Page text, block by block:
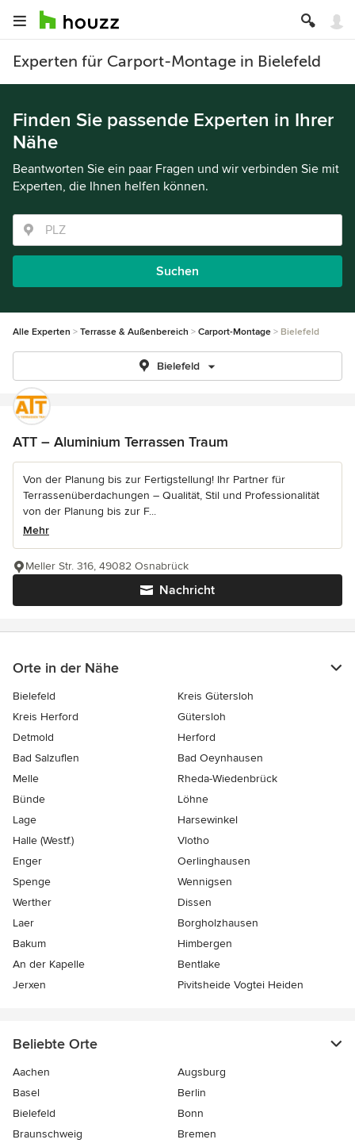
Experten für Carport-Montage in Bielefeld
Finden Sie passende Experten in Ihrer
Nähe
Beantworten Sie ein paar Fragen und wir verbinden Sie mit
Experten, die Ihnen helfen können.
Suchen
Alle Experten Terrasse & Außenbereich Carport-Montage Bielefeld
Bielefeld
ATT – Aluminium Terrassen Traum
Von der Planung bis zur Fertigstellung! Ihr Partner für
Terrassenüberdachungen – Qualität, Stil und Professionalität
von der Planung bis zur F...
Mehr
Nachricht
Meller Str. 316, 49082 Osnabrück
Orte in der Nähe
Bielefeld
Kreis Gütersloh
Kreis Herford
Gütersloh
Detmold
Herford
Bad Salzuflen
Bad Oeynhausen
Melle
Rheda-Wiedenbrück
Bünde
Löhne
Lage
Harsewinkel
Halle (Westf.)
Vlotho
Enger
Oerlinghausen
Spenge
Wennigsen
Werther
Dissen
Laer
Borgholzhausen
Bakum
Himbergen
An der Kapelle
Bentlake
Jerxen
Pivitsheide Vogtei Heiden
Beliebte Orte
Aachen
Augsburg
Basel
Berlin
Bielefeld
Bonn
Braunschweig
Bremen